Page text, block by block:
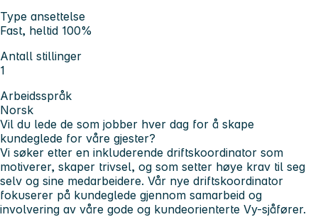
Type ansettelse
Fast, heltid 100%
Antall stillinger
1
Arbeidsspråk
Norsk
Vil du lede de som jobber hver dag for å skape
kundeglede for våre gjester?
Vi søker etter en inkluderende driftskoordinator som
motiverer, skaper trivsel, og som setter høye krav til seg
selv og sine medarbeidere. Vår nye driftskoordinator
fokuserer på kundeglede gjennom samarbeid og
involvering av våre gode og kundeorienterte Vy-sjåfører.